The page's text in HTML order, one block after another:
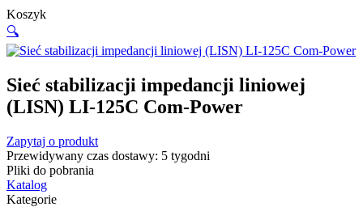
Koszyk
🔍
Sieć stabilizacji impedancji liniowej
(LISN) LI-125C Com-Power
Zapytaj o produkt
Przewidywany czas dostawy: 5 tygodni
Pliki do pobrania
Katalog
Kategorie